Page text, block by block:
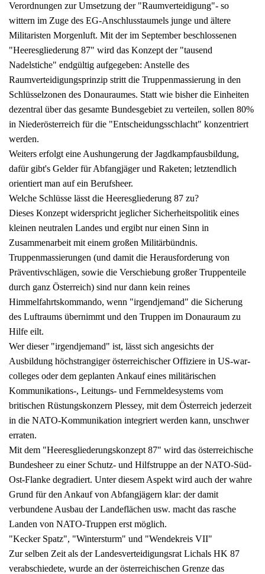
Verordnungen zur Umsetzung der "Raumverteidigung"- so
wittern im Zuge des EG-Anschlusstaumels junge und ältere
Militaristen Morgenluft. Mit der im September beschlossenen
"Heeresgliederung 87" wird das Konzept der "tausend
Nadelstiche" endgültig aufgegeben: Anstelle des
Raumverteidigungsprinzip stritt die Truppenmassierung in den
Schlüsselzonen des Donauraumes. Statt wie bisher die Einheiten
dezentral über das gesamte Bundesgebiet zu verteilen, sollen 80%
in Niederösterreich für die "Entscheidungsschlacht" konzentriert
werden.
Weiters erfolgt eine Aushungerung der Jagdkampfausbildung,
dafür gibt's Gelder für Abfangjäger und Raketen; letztendlich
orientiert man auf ein Berufsheer.
Welche Schlüsse lässt die Heeresgliederung 87 zu?
Dieses Konzept widerspricht jeglicher Sicherheitspolitik eines
kleinen neutralen Landes und ergibt nur einen Sinn in
Zusammenarbeit mit einem großen Militärbündnis.
Truppenmassierungen (und damit die Herausforderung von
Präventivschlägen, sowie die Verschiebung großer Truppenteile
durch ganz Österreich) sind nur dann kein reines
Himmelfahrtskommando, wenn "irgendjemand" die Sicherung
des Luftraums übernimmt und den Truppen im Donauraum zu
Hilfe eilt.
Wer dieser "irgendjemand" ist, lässt sich angesichts der
Ausbildung höchstrangiger österreichischer Offiziere in US-war-
colleges oder dem geplanten Ankauf eines militärischen
Kommunikations-, Leitungs- und Fernmeldesystems vom
britischen Rüstungskonzern Plessey, mit dem Österreich jederzeit
in die NATO-Kommunikation integriert werden kann, unschwer
erraten.
Mit dem "Heeresgliederungskonzept 87" wird das österreichische
Bundesheer zu einer Schutz- und Hilfstruppe an der NATO-Süd-
Ost-Flanke degradiert. Unter diesem Aspekt wird auch der wahre
Grund für den Ankauf von Abfangjägern klar: der damit
verbundene Ausbau der Landeflächen usw. macht das rasche
Landen von NATO-Truppen erst möglich.
"Kecker Spatz", "Wintersturm" und "Wendekreis VII"
Zur selben Zeit als der Landesverteidigungsrat Lichals HK 87
verabschiedete, wurde an der österreichischen Grenze das